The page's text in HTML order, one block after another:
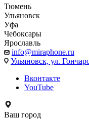
Тюмень
Ульяновск
Уфа
Чебоксары
Ярославль
info@miraphone.ru
Ульяновск, ул.
Вконтакте
YouTube
Ваш город